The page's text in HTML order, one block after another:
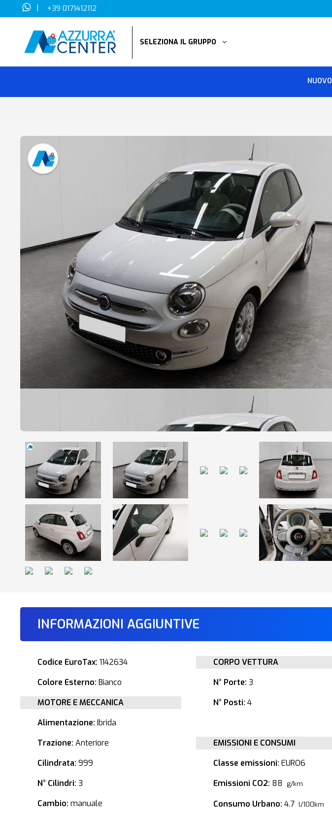
| +39 0171412112
SELEZIONA IL GRUPPO
NUOVO
INFORMAZIONI AGGIUNTIVE
Codice EuroTax: 1142634
Colore Esterno: Bianco
MOTORE E MECCANICA
Alimentazione: Ibrida
Trazione: Anteriore
Cilindrata: 999
N° Cilindri: 3
Cambio: manuale
CORPO VETTURA
N° Porte: 3
N° Posti: 4
EMISSIONI E CONSUMI
Classe emissioni: EURO6
Emissioni CO2: 88 g/km
Consumo Urbano: 4.7 l/100km